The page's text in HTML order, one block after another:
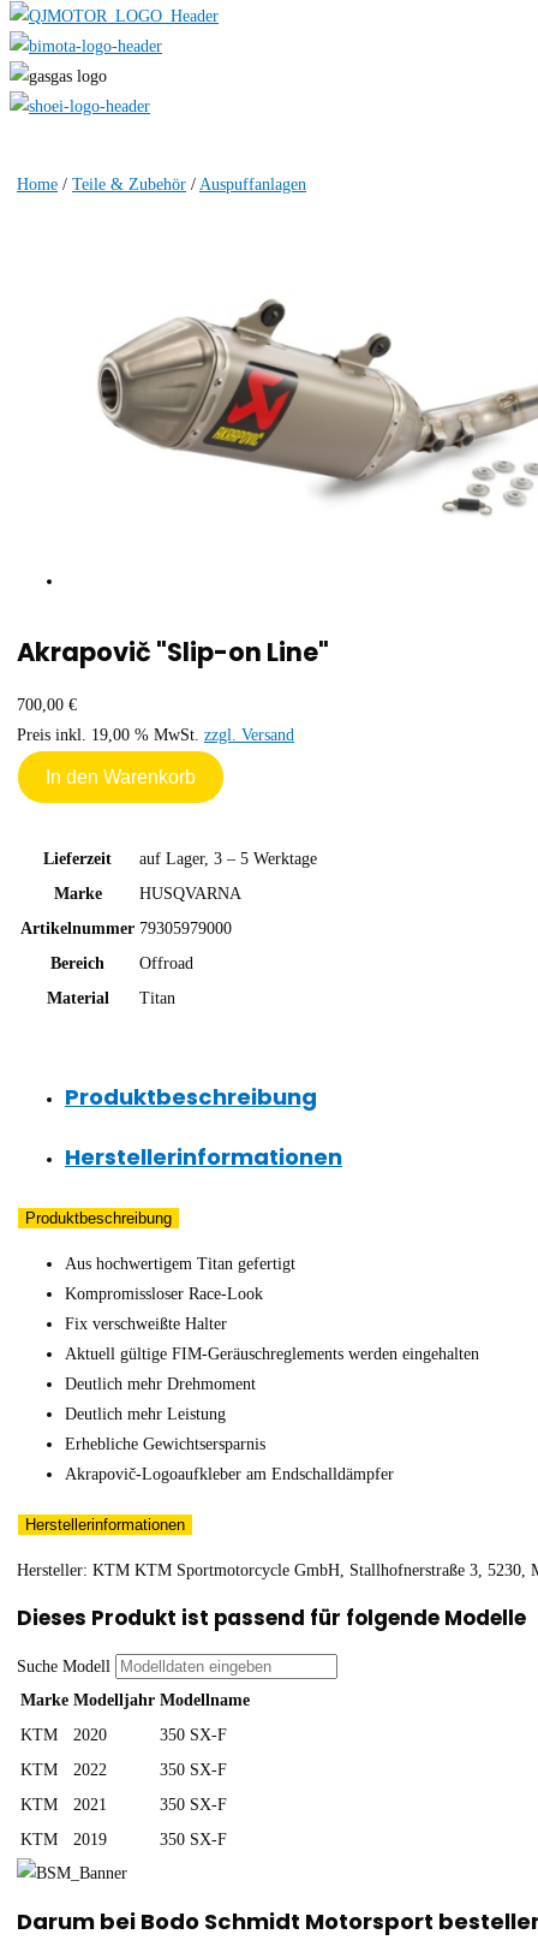
Home / Teile & Zubehör / Auspuffanlagen
Akrapovič "Slip-on Line"
700,00 €
Preis inkl. 19,00 % MwSt. zzgl. Versand
In den Warenkorb
Lieferzeit
auf Lager, 3 – 5 Werktage
Marke
HUSQVARNA
Artikelnummer 79305979000
Bereich
Offroad
Material
Titan
Produktbeschreibung
Herstellerinformationen
Produktbeschreibung
Aus hochwertigem Titan gefertigt
Kompromissloser Race-Look
Fix verschweißte Halter
Aktuell gültige FIM-Geräuschreglements werden eingehalten
Deutlich mehr Drehmoment
Deutlich mehr Leistung
Erhebliche Gewichtsersparnis
Akrapovič-Logoaufkleber am Endschalldämpfer
Herstellerinformationen
Hersteller: KTM KTM Sportmotorcycle GmbH, Stallhofnerstraße 3, 5230,
Dieses Produkt ist passend für folgende Modelle
Suche Modell
Marke Modelljahr Modellname
KTM
2020
350 SX-F
KTM
2022
350 SX-F
KTM
2021
350 SX-F
KTM
2019 350 SX-F
Darum bei Bodo Schmidt Motorsport